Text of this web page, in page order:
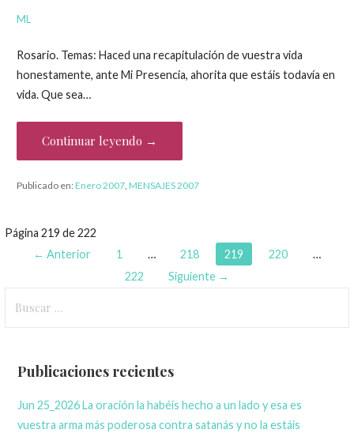
ML
Rosario. Temas: Haced una recapitulación de vuestra vida
honestamente, ante Mi Presencia, ahorita que estáis todavía en
vida. Que sea…
Continuar leyendo →
Publicado en:Enero 2007, MENSAJES 2007
N
v
g
Página 219 de 222
← Anterior
1 … 218 219 220
…
222
Siguiente →
Publicaciones recientes
Jun 25_2026 La oración la habéis hecho a un lado y esa es
vuestra arma más poderosa contra satanás y no la estáis